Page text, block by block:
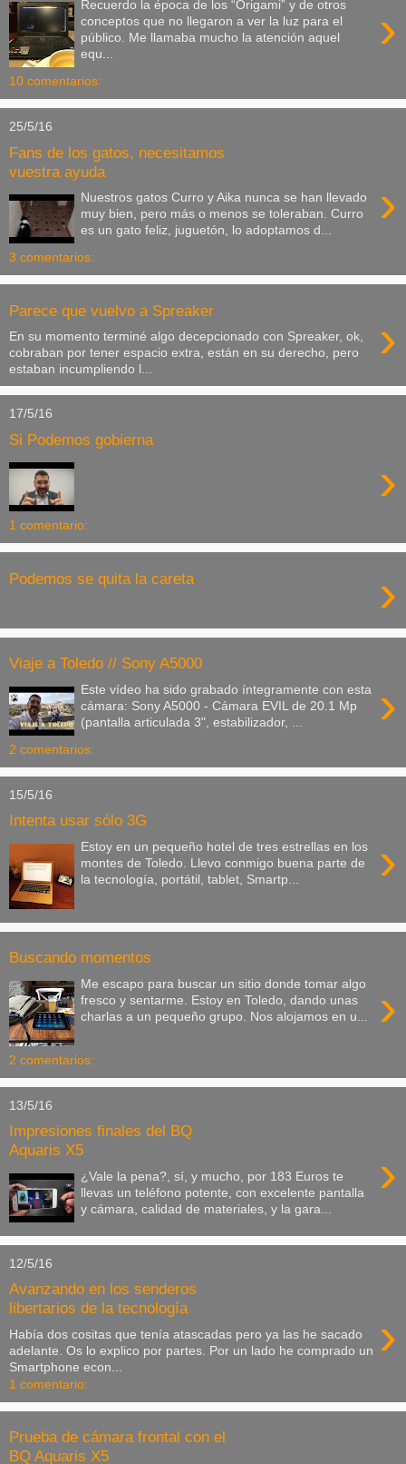
›
Recuerdo la época de los “Origami” y de otros
conceptos que no llegaron a ver la luz para el
público. Me llamaba mucho la atención aquel
equ...
10 comentarios:
25/5/16
Fans de los gatos, necesitamos
vuestra ayuda
›
Nuestros gatos Curro y Aika nunca se han llevado
muy bien, pero más o menos se toleraban. Curro
es un gato feliz, juguetón, lo adoptamos d...
3 comentarios:
Parece que vuelvo a Spreaker ›
En su momento terminé algo decepcionado con Spreaker, ok,
cobraban por tener espacio extra, están en su derecho, pero
estaban incumpliendo l...
17/5/16
Si Podemos gobierna
›
1 comentario:
Podemos se quita la careta ›
Viaje a Toledo // Sony A5000
›
Este vídeo ha sido grabado íntegramente con esta
cámara: Sony A5000 - Cámara EVIL de 20.1 Mp
(pantalla articulada 3", estabilizador, ...
2 comentarios:
15/5/16
Intenta usar sólo 3G
›
Estoy en un pequeño hotel de tres estrellas en los
montes de Toledo. Llevo conmigo buena parte de
la tecnología, portátil, tablet, Smartp...
Buscando momentos
›
Me escapo para buscar un sitio donde tomar algo
fresco y sentarme. Estoy en Toledo, dando unas
charlas a un pequeño grupo. Nos alojamos en u...
2 comentarios:
13/5/16
Impresiones finales del BQ
Aquaris X5
›
¿Vale la pena?, sí, y mucho, por 183 Euros te
llevas un teléfono potente, con excelente pantalla
y cámara, calidad de materiales, y la gara...
12/5/16
Avanzando en los senderos
libertarios de la tecnología
›
Había dos cositas que tenía atascadas pero ya las he sacado
adelante. Os lo explico por partes. Por un lado he comprado un
Smartphone econ...
1 comentario:
Prueba de cámara frontal con el
BQ Aquaris X5